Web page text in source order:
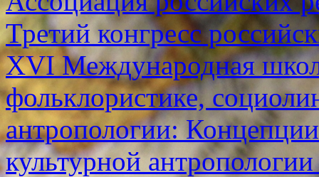
Третий конгресс
XVI Международная
фольклористике,
антропологии:
культурной